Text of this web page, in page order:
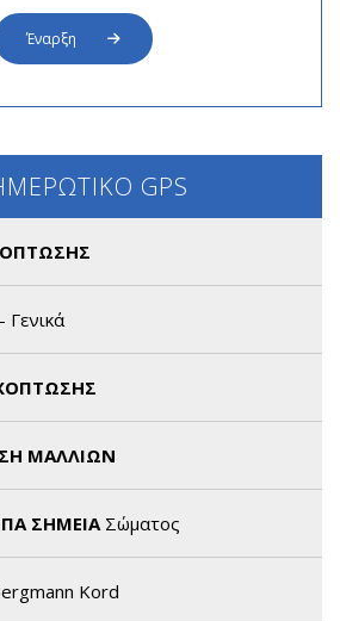
Έναρξη
GPS
Γενικά
ΜΑΛΛΙΩΝ
ΣΗΜΕΙΑΣώματος
Kord